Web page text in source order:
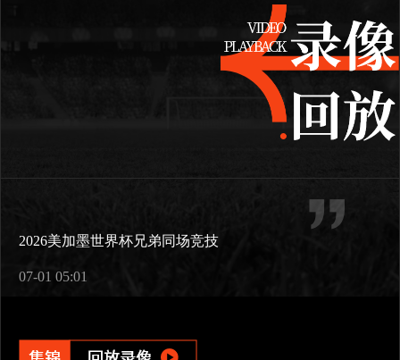
2026美加墨世界杯兄弟同场竞技
07-01 05:01